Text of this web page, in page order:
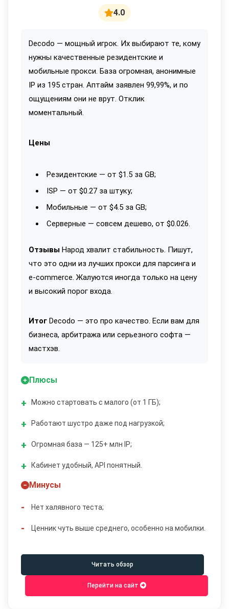
4.0
Decodo — мощный игрок. Их выбирают те, кому
нужны качественные резидентские и
мобильные прокси. База огромная, анонимные
IP из 195 стран. Аптайм заявлен 99,99%, и по
ощущениям они не врут. Отклик
моментальный.
Цены
Резидентские — от $1.5 за GB;
ISP — от $0.27 за штуку;
Мобильные — от $4.5 за GB;
Серверные — совсем дешево, от $0.026.
Отзывы Народ хвалит стабильность. Пишут,
что это одни из лучших прокси для парсинга и
e-commerce. Жалуются иногда только на цену
и высокий порог входа.
Итог Decodo — это про качество. Если вам для
бизнеса, арбитража или серьезного софта —
мастхэв.
Плюсы
Можно стартовать с малого (от 1 ГБ);
Работают шустро даже под нагрузкой;
Огромная база — 125+ млн IP;
Кабинет удобный, API понятный.
Минусы
Нет халявного теста;
Ценник чуть выше среднего, особенно на мобилки.
Читать обзор
Перейти на сайт